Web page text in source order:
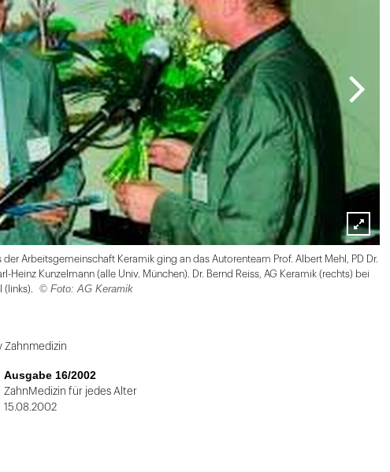
Lightbox
öffnen
der Arbeitsgemeinschaft Keramik ging an das Autorenteam Prof. Albert Mehl, PD Dr.
Heinz Kunzelmann (alle Univ. München). Dr. Bernd Reiss, AG Keramik (rechts) bei
(links).
© Foto: AG Keramik
Zahnmedizin
Ausgabe 16/2002
ZahnMedizin für jedes Alter
15.08.2002